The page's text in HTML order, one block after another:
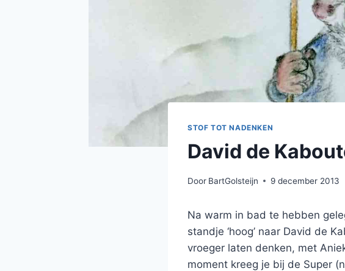
STOF TOT NADENKEN
David de
Door BartGolsteijn 9 december 2013
Na warm in bad te hebben
standje ‘hoog’ naar David de
vroeger laten denken, met
moment kreeg je bij de Super